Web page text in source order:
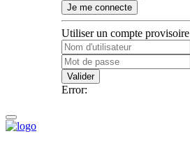
Je me connecte
Utiliser un compte provisoire
Valider
Error: